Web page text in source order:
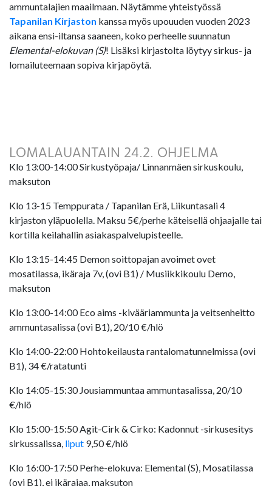
ammuntalajien maailmaan. Näytämme yhteistyössä
Tapanilan Kirjaston kanssa myös upouuden vuoden 2023
aikana ensi-iltansa saaneen, koko perheelle suunnatun
Elemental-elokuvan (S)! Lisäksi kirjastolta löytyy sirkus- ja
lomailuteemaan sopiva kirjapöytä.
LOMALAUANTAIN 24.2. OHJELMA
Klo 13:00-14:00 Sirkustyöpaja/ Linnanmäen sirkuskoulu,
maksuton
Klo 13-15 Temppurata / Tapanilan Erä, Liikuntasali 4
kirjaston yläpuolella. Maksu 5€/perhe käteisellä ohjaajalle tai
kortilla keilahallin asiakaspalvelupisteelle.
Klo 13:15-14:45 Demon soittopajan avoimet ovet
mosatilassa, ikäraja 7v, (ovi B1) / Musiikkikoulu Demo,
maksuton
Klo 13:00-14:00 Eco aims -kivääriammunta ja veitsenheitto
ammuntasalissa (ovi B1), 20/10 €/hlö
Klo 14:00-22:00 Hohtokeilausta rantalomatunnelmissa (ovi
B1), 34 €/ratatunti
Klo 14:05-15:30 Jousiammuntaa ammuntasalissa, 20/10
€/hlö
Klo 15:00-15:50 Agit-Cirk & Cirko: Kadonnut -sirkusesitys
sirkussalissa, liput 9,50 €/hlö
Klo 16:00-17:50 Perhe-elokuva: Elemental (S), Mosatilassa
(ovi B1), ei ikärajaa, maksuton